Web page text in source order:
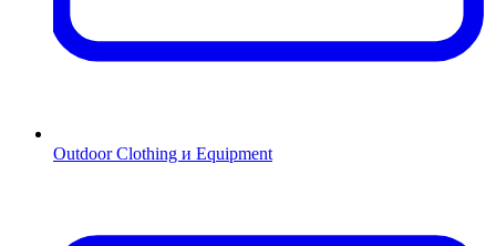
Outdoor Clothing и Equipment